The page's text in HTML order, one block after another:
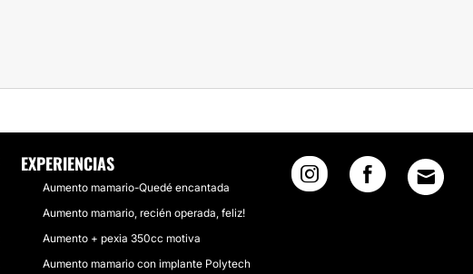
EXPERIENCIAS
Aumento mamario-Quedé encantada
Aumento mamario, recién operada, feliz!
Aumento + pexia 350cc motiva
Aumento mamario con implante Polytech